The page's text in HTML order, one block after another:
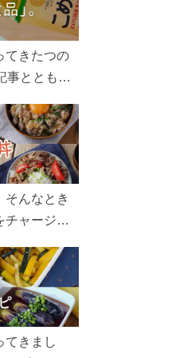
てきたつの
事とともに
わりまで。
ンテンツを
そんなとき
チャージ！
しましょ
てきまし